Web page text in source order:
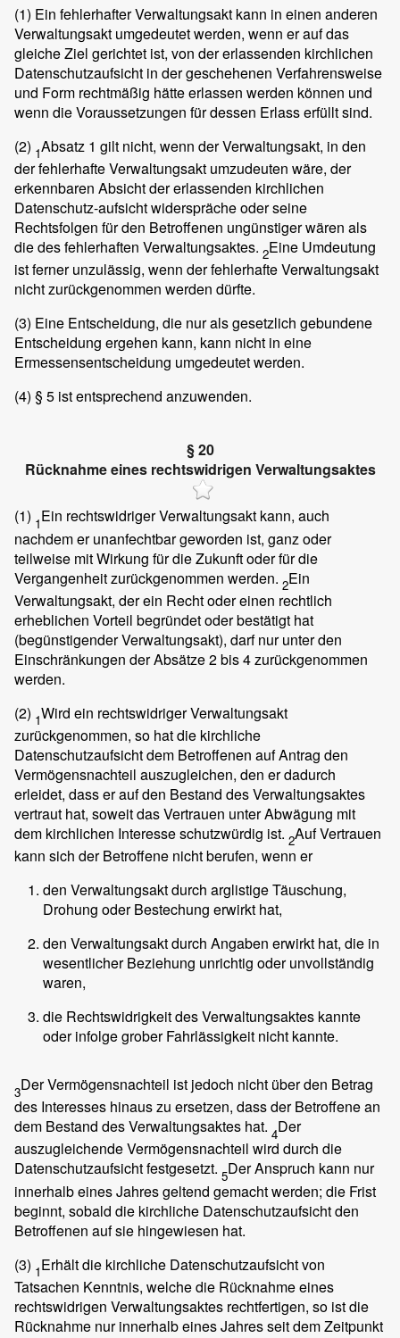
(1) Ein fehlerhafter Verwaltungsakt kann in einen anderen
Verwaltungsakt umgedeutet werden, wenn er auf das
gleiche Ziel gerichtet ist, von der erlassenden kirchlichen
Datenschutzaufsicht in der geschehenen Verfahrensweise
und Form rechtmäßig hätte erlassen werden können und
wenn die Voraussetzungen für dessen Erlass erfüllt sind.
(2) 1Absatz 1 gilt nicht, wenn der Verwaltungsakt, in den
der fehlerhafte Verwaltungsakt umzudeuten wäre, der
erkennbaren Absicht der erlassenden kirchlichen
Datenschutz-aufsicht widerspräche oder seine
Rechtsfolgen für den Betroffenen ungünstiger wären als
die des fehlerhaften Verwaltungsaktes. 2Eine Umdeutung
ist ferner unzulässig, wenn der fehlerhafte Verwaltungsakt
nicht zurückgenommen werden dürfte.
(3) Eine Entscheidung, die nur als gesetzlich gebundene
Entscheidung ergehen kann, kann nicht in eine
Ermessensentscheidung umgedeutet werden.
(4) § 5 ist entsprechend anzuwenden.
§ 20
Rücknahme eines rechtswidrigen Verwaltungsaktes
(1) 1Ein rechtswidriger Verwaltungsakt kann, auch
nachdem er unanfechtbar geworden ist, ganz oder
teilweise mit Wirkung für die Zukunft oder für die
Vergangenheit zurückgenommen werden. 2Ein
Verwaltungsakt, der ein Recht oder einen rechtlich
erheblichen Vorteil begründet oder bestätigt hat
(begünstigender Verwaltungsakt), darf nur unter den
Einschränkungen der Absätze 2 bis 4 zurückgenommen
werden.
(2) 1Wird ein rechtswidriger Verwaltungsakt
zurückgenommen, so hat die kirchliche
Datenschutzaufsicht dem Betroffenen auf Antrag den
Vermögensnachteil auszugleichen, den er dadurch
erleidet, dass er auf den Bestand des Verwaltungsaktes
vertraut hat, soweit das Vertrauen unter Abwägung mit
dem kirchlichen Interesse schutzwürdig ist. 2Auf Vertrauen
kann sich der Betroffene nicht berufen, wenn er
den Verwaltungsakt durch arglistige Täuschung,
Drohung oder Bestechung erwirkt hat,
den Verwaltungsakt durch Angaben erwirkt hat, die in
wesentlicher Beziehung unrichtig oder unvollständig
waren,
die Rechtswidrigkeit des Verwaltungsaktes kannte
oder infolge grober Fahrlässigkeit nicht kannte.
3Der Vermögensnachteil ist jedoch nicht über den Betrag
des Interesses hinaus zu ersetzen, dass der Betroffene an
dem Bestand des Verwaltungsaktes hat. 4Der
auszugleichende Vermögensnachteil wird durch die
Datenschutzaufsicht festgesetzt. 5Der Anspruch kann nur
innerhalb eines Jahres geltend gemacht werden; die Frist
beginnt, sobald die kirchliche Datenschutzaufsicht den
Betroffenen auf sie hingewiesen hat.
(3) 1Erhält die kirchliche Datenschutzaufsicht von
Tatsachen Kenntnis, welche die Rücknahme eines
rechtswidrigen Verwaltungsaktes rechtfertigen, so ist die
Rücknahme nur innerhalb eines Jahres seit dem Zeitpunkt